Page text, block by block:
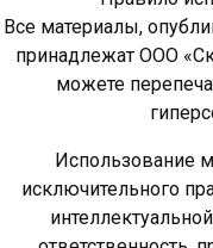
Все материалы,
принадлежат ООО
можете
Использование
исключительного